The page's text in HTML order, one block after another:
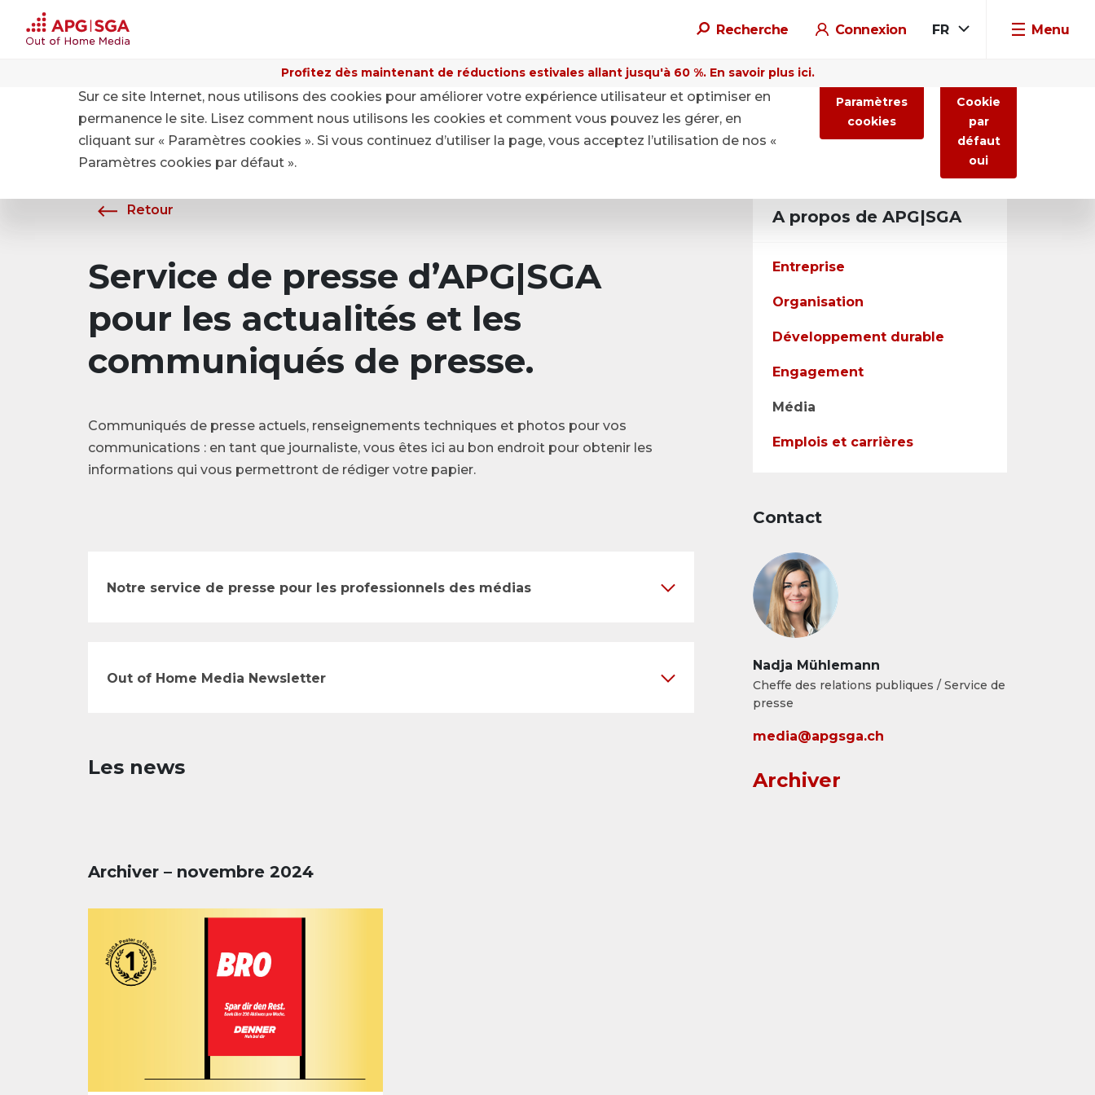
Recherche Connexion FR Menu
Profitez dès maintenant de réductions estivales allant jusqu'à 60 %. En savoir plus ici.
A propos de APG|SGA
Retour
Service de presse d’APG|SGA
pour les actualités et les
communiqués de presse.
Communiqués de presse actuels, renseignements techniques et photos pour vos
communications : en tant que journaliste, vous êtes ici au bon endroit pour obtenir les
informations qui vous permettront de rédiger votre papier.
Notre service de presse pour les professionnels des médias
Out of Home Media Newsletter
Les news
Archiver – novembre 2024
A propos de APG|SGA
Entreprise
Organisation
Développement durable
Engagement
Média
Emplois et carrières
Contact
Nadja Mühlemann
Cheffe des relations publiques / Service de
presse
media@apgsga.ch
Archiver
Sur ce site Internet, nous utilisons des cookies pour améliorer votre expérience utilisateur et optimiser en
permanence le site. Lisez comment nous utilisons les cookies et comment vous pouvez les gérer, en
cliquant sur « Paramètres cookies ». Si vous continuez d’utiliser la page, vous acceptez l’utilisation de nos «
Paramètres cookies par défaut ».
Paramètres
cookies
Cookie
par
défaut
oui